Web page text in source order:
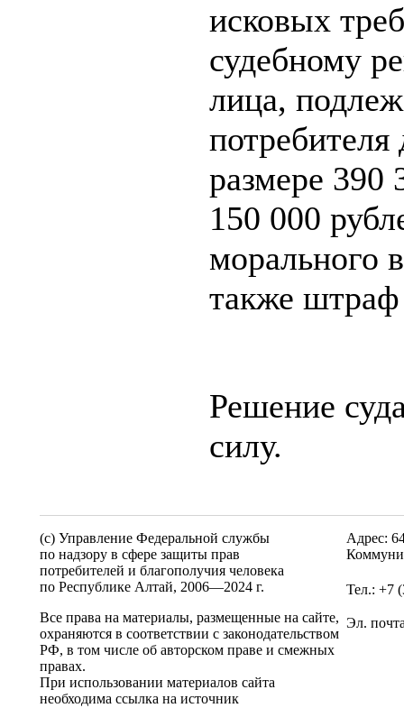
исковых
судебному
лица,
размере 390
150 000
морального
также
Решение
силу.
(c) Управление Федеральной службы
по надзору в сфере защиты прав
потребителей и благополучия человека
по Республике Алтай, 2006—2024 г.
Все права на материалы, размещенные на сайте,
охраняются в соответствии с законодательством
РФ, в том числе об авторском праве и смежных
правах.
При использовании материалов сайта
необходима ссылка на источник
Адрес:
Тел.: +7
Эл.